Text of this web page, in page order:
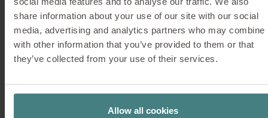
share information about your use of our site with our social
media, advertising and analytics partners who may combine
with other information that you’ve provided to them or that
they’ve collected from your use of their services.
Allow all cookies
Électrification
l’électrification par le piètement (pour tous les